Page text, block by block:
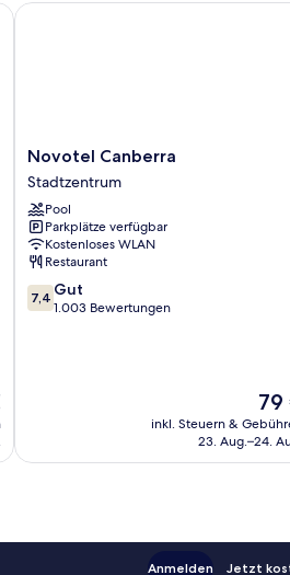
Novotel
Canberra
Stadtzentrum
Novotel Canberra
Stadtzentrum
Pool
Parkplätze verfügbar
Kostenloses WLAN
Restaurant
7.4
von
7,4 Gut
1.003 Bewertungen
Der
Preis
79
inkl. Steuern &
23. Aug.–24.
Novotel Canberra
Anmelden Jetzt